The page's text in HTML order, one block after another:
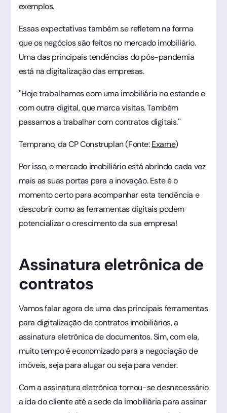
exemplos.
Essas expectativas também se refletem na forma
que os negócios são feitos no mercado imobiliário.
Uma das principais tendências do pós-pandemia
está na digitalização das empresas.
"Hoje trabalhamos com uma imobiliária no estande e
com outra digital, que marca visitas. Também
passamos a trabalhar com contratos digitais."
Temprano, da CP Construplan (Fonte:Exame)
Por isso, o mercado imobiliário está abrindo cada vez
mais as suas portas para a inovação. Este é o
momento certo para acompanhar esta tendência e
descobrir como as ferramentas digitais podem
potencializar o crescimento da sua empresa!
Assinatura eletrônica de
contratos
Vamos falar agora de uma das principais ferramentas
para digitalização de contratos imobiliários, a
assinatura eletrônica de documentos. Sim, com ela,
muito tempo é economizado para a negociação de
imóveis, seja para alugar ou seja para vender.
Com a assinatura eletrônica tornou-se desnecessário
a ida do cliente até a sede da imobiliária para assinar